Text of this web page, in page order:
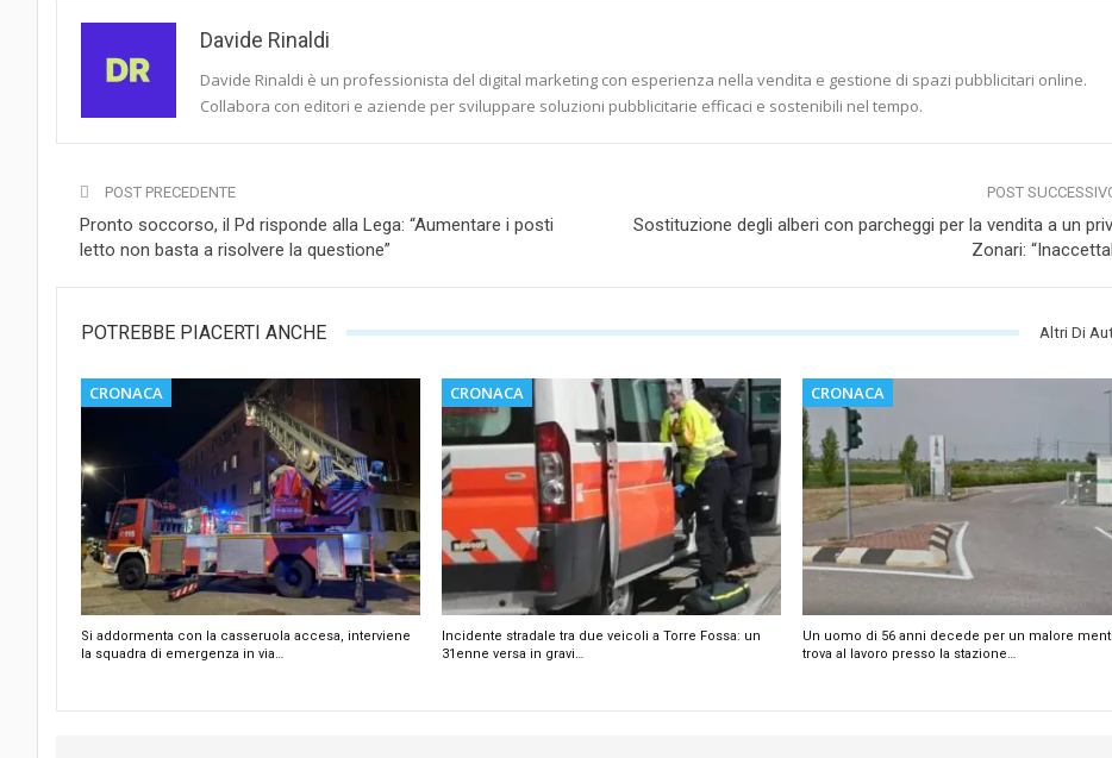
Davide Rinaldi
Davide Rinaldi è un professionista del digital marketing con esperienza nella vendita e gestione di spazi pubblicitari online.
Collabora con editori e aziende per sviluppare soluzioni pubblicitarie efficaci e sostenibili nel tempo.
POST PRECEDENTE
Pronto soccorso, il Pd risponde alla Lega: “Aumentare i posti
letto non basta a risolvere la questione”
POST
Sostituzione degli alberi con parcheggi per la vendita a un
Zonari:
POTREBBE PIACERTI ANCHE Altri Di
CRONACA
Si addormenta con la casseruola accesa, interviene
la squadra di emergenza in via…
CRONACA
Incidente stradale tra due veicoli a Torre Fossa: un
31enne versa in gravi…
CRONACA
Un uomo di 56 anni decede per un malore
trova al lavoro presso la stazione…